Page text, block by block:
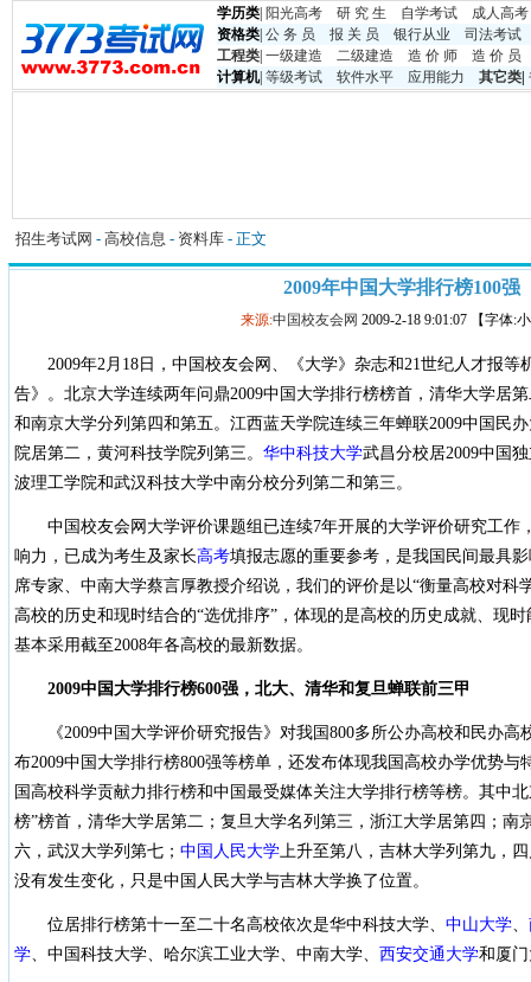
学历类 阳光高考 研 究 生 自学考试
成人高考
资格类 公 务 员 报 关 员 银行从业
司法考试
工程类 一级建造 二级建造 造 价 师
造 价 员
计算机| 等级考试 软件水平 应用能力 其它类
招生考试网 - 高校信息 - 资料库 - 正文
2009年中国大学排行榜100强
来源:中国校友会网 2009-2-18 9:01:07 【字体:
2009年2月18日，中国校友会网、《大学》杂志和21世纪人才报等
告》。北京大学连续两年问鼎2009中国大学排行榜榜首，清华大学居
和南京大学分列第四和第五。江西蓝天学院连续三年蝉联2009中国民
院居第二，黄河科技学院列第三。 华中科技大学武昌分校居2009中国
波理工学院和武汉科技大学中南分校分列第二和第三。
中国校友会网大学评价课题组已连续7年开展的大学评价研究工作
响力，已成为考生及家长高考填报志愿的重要参考，是我国民间最具
席专家、中南大学蔡言厚教授介绍说，我们的评价是以“衡量高校对科
高校的历史和现时结合的“选优排序”，体现的是高校的历史成就、现
基本采用截至2008年各高校的最新数据。
2009中国大学排行榜600强，北大、清华和复旦蝉联前三甲
《2009中国大学评价研究报告》对我国800多所公办高校和民办
布2009中国大学排行榜800强等榜单，还发布体现我国高校办学优势
国高校科学贡献力排行榜和中国最受媒体关注大学排行榜等榜。其中
榜”榜首，清华大学居第二；复旦大学名列第三，浙江大学居第四；南
六，武汉大学列第七； 中国人民大学上升至第八，吉林大学列第九，
没有发生变化，只是中国人民大学与吉林大学换了位置。
位居排行榜第十一至二十名高校依次是华中科技大学、 中山大学、
学、中国科技大学、哈尔滨工业大学、中南大学、 西安交通大学和厦